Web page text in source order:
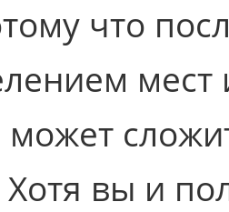
что
мест
может
вы и